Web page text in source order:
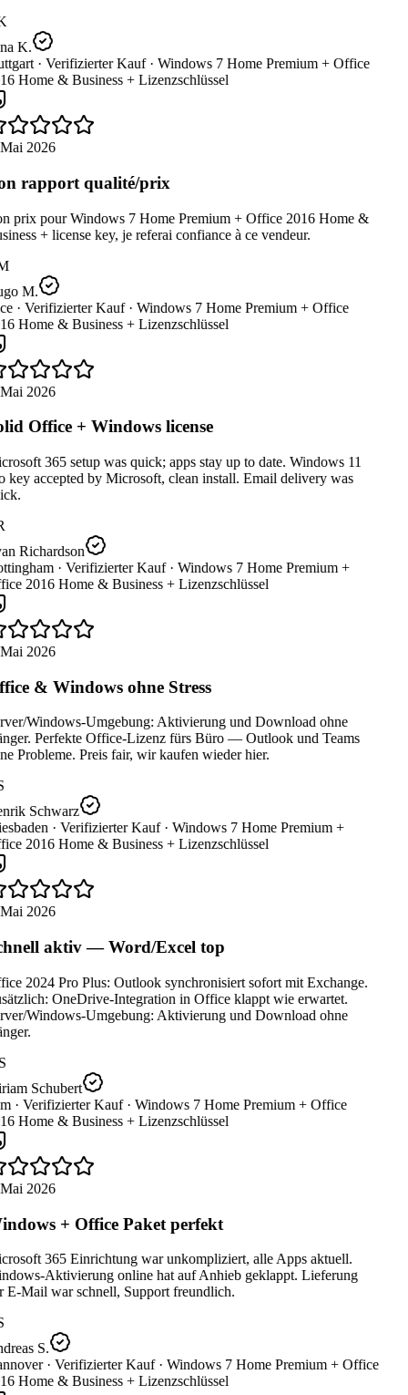
K.
· Verifizierter Kauf · Windows 7 Home Premium + Office
Home & Business + Lizenzschlüssel
2026
rapport qualité/prix
prix pour Windows 7 Home Premium + Office 2016 Home &
+ license key, je referai confiance à ce vendeur.
M.
· Verifizierter Kauf · Windows 7 Home Premium + Office
Home & Business + Lizenzschlüssel
2026
Office + Windows license
365 setup was quick; apps stay up to date. Windows 11
key accepted by Microsoft, clean install. Email delivery was
Richardson
· Verifizierter Kauf · Windows 7 Home Premium +
2016 Home & Business + Lizenzschlüssel
2026
& Windows ohne Stress
Windows-Umgebung: Aktivierung und Download ohne
Perfekte Office-Lizenz fürs Büro — Outlook und Teams
Probleme. Preis fair, wir kaufen wieder hier.
Schwarz
· Verifizierter Kauf · Windows 7 Home Premium +
2016 Home & Business + Lizenzschlüssel
2026
aktiv — Word/Excel top
2024 Pro Plus: Outlook synchronisiert sofort mit Exchange.
OneDrive-Integration in Office klappt wie erwartet.
Windows-Umgebung: Aktivierung und Download ohne
Schubert
· Verifizierter Kauf · Windows 7 Home Premium + Office
Home & Business + Lizenzschlüssel
2026
+ Office Paket perfekt
365 Einrichtung war unkompliziert, alle Apps aktuell.
Aktivierung online hat auf Anhieb geklappt. Lieferung
E-Mail war schnell, Support freundlich.
S.
· Verifizierter Kauf · Windows 7 Home Premium + Office
Home & Business + Lizenzschlüssel